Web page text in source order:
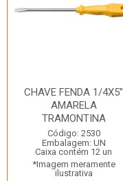
CHAVE FENDA 1/4X5”
AMARELA
TRAMONTINA
Código: 2530
Embalagem: UN
Caixa contém 12 un
*Imagem meramente
ilustrativa